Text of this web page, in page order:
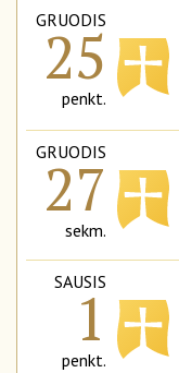
GRUODIS
25
penkt.
GRUODIS
27
sekm.
SAUSIS
1
penkt.